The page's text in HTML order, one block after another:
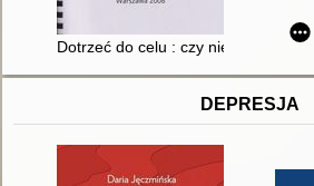
Dotrzeć do celu : czy niewidomy
DEPRESJA